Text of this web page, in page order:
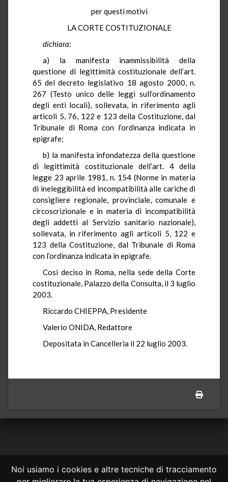
Noi usiamo i cookies e altre tecniche di tracciamento
per questi motivi
LA CORTE COSTITUZIONALE
dichiara:
a) la manifesta inammissibilità della
questione di legittimità costituzionale dell’art.
65 del decreto legislativo 18 agosto 2000, n.
267 (Testo unico delle leggi sull’ordinamento
degli enti locali), sollevata, in riferimento agli
articoli 5, 76, 122 e 123 della Costituzione, dal
Tribunale di Roma con l’ordinanza indicata in
epigrafe;
b) la manifesta infondatezza della questione
di legittimità costituzionale dell’art. 4 della
legge 23 aprile 1981, n. 154 (Norme in materia
di ineleggibilità ed incompatibilità alle cariche di
consigliere regionale, provinciale, comunale e
circoscrizionale e in materia di incompatibilità
degli addetti al Servizio sanitario nazionale),
sollevata, in riferimento agli articoli 5, 122 e
123 della Costituzione, dal Tribunale di Roma
con l’ordinanza indicata in epigrafe.
Così deciso in Roma, nella sede della Corte
costituzionale, Palazzo della Consulta, il 3 luglio
2003.
Riccardo CHIEPPA, Presidente
Valerio ONIDA, Redattore
Depositata in Cancelleria il 22 luglio 2003.